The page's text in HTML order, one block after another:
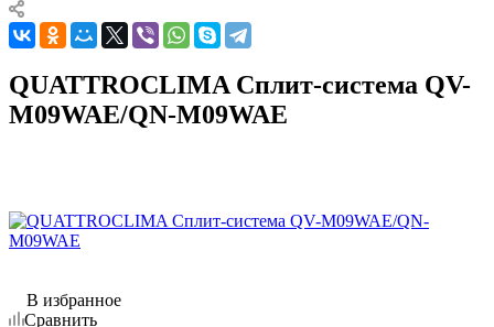
QUATTROCLIMA Сплит-система QV-
M09WAE/QN-M09WAE
В избранное
Сравнить